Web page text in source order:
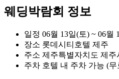
웨딩박람회 정보
일정 06월 13일(토) ~ 06월
장소 롯데시티호텔 제주
주소 제주특별자치도 제주
주차 호텔 내 주차 가능 (무